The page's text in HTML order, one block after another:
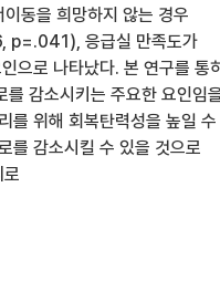
동을 희망하지 않는 경우
p=.041), 응급실 만족도가
로 나타났다. 본 연구를 통
감소시키는 주요한 요인임
를 위해 회복탄력성을 높일 수
를 감소시킬 수 있을 것으로